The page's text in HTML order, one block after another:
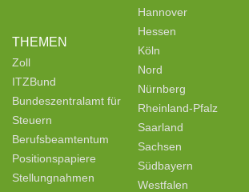
THEMEN
Zoll
ITZBund
Bundeszentralamt für
Steuern
Berufsbeamtentum
Positionspapiere
Stellungnahmen
Hannover
Hessen
Köln
Nord
Nürnberg
Rheinland-Pfalz
Saarland
Sachsen
Südbayern
Westfalen